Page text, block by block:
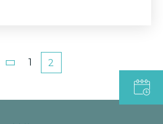
Paginación
de
entradas
1 2